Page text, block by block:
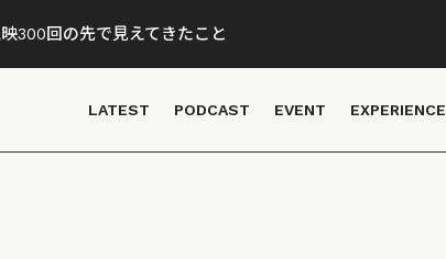
300回の先で見えてきたこと
LATEST PODCAST EVENT EXPERIENCE